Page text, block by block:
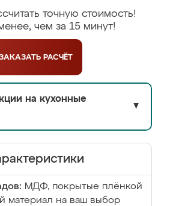
точную стоимость!
чем за 15 минут!
РАСЧЁТ
на кухонные
▼
МДФ, покрытые плёнкой
материал на ваш выбор